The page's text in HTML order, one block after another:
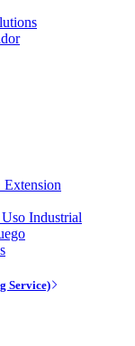
Industrial
Service)